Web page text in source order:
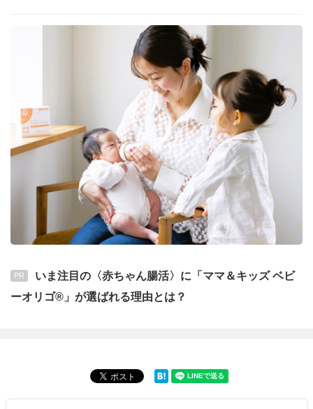
PR
いま注目の〈赤ちゃん腸活〉に「ママ＆キッズ ベビ
ーオリゴ®」が選ばれる理由とは？